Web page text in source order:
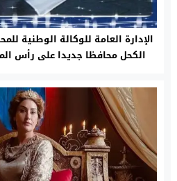
الإدارة العامة للوكالة الوطنية
الكحل محافظا جديدا على رأس